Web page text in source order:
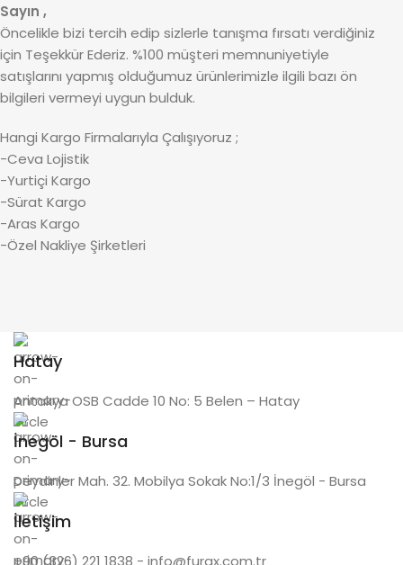
Sayın ,
Öncelikle bizi tercih edip sizlerle tanışma fırsatı verdiğiniz
için Teşekkür Ederiz. %100 müşteri memnuniyetiyle
satışlarını yapmış olduğumuz ürünlerimizle ilgili bazı ön
bilgileri vermeyi uygun bulduk.
Hangi Kargo Firmalarıyla Çalışıyoruz ;
-Ceva Lojistik
-Yurtiçi Kargo
-Sürat Kargo
-Aras Kargo
-Özel Nakliye Şirketleri
Hatay
Antakya OSB Cadde 10 No: 5 Belen – Hatay
İnegöl - Bursa
Deydinler Mah. 32. Mobilya Sokak No:1/3 İnegöl - Bursa
İletişim
+90 (326) 221 1838 - info@furax.com.tr